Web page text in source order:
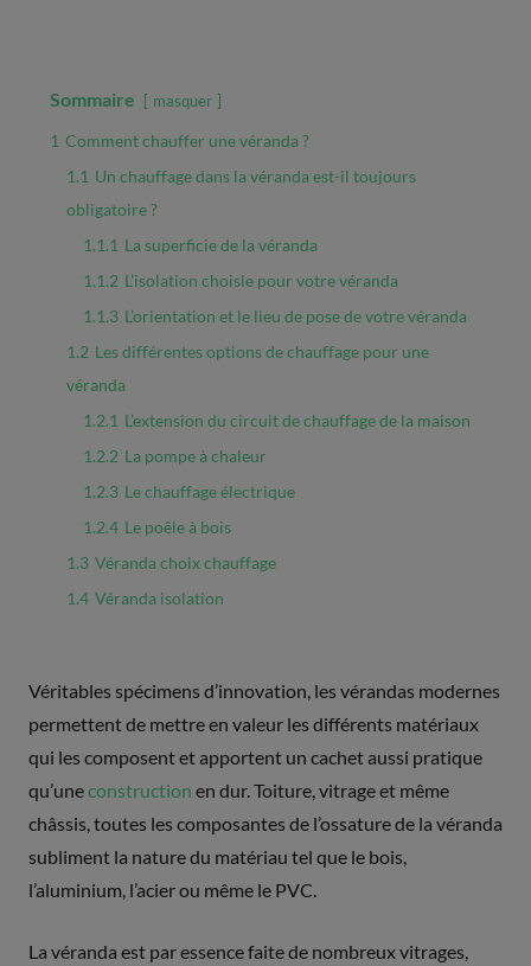
Sommaire masquer
1 Comment chauffer une véranda ?
1.1 Un chauffage dans la véranda est-il toujours
obligatoire ?
1.1.1 La superficie de la véranda
1.1.2 L’isolation choisie pour votre véranda
1.1.3 L’orientation et le lieu de pose de votre véranda
1.2 Les différentes options de chauffage pour une
véranda
1.2.1 L’extension du circuit de chauffage de la maison
1.2.2 La pompe à chaleur
1.2.3 Le chauffage électrique
1.2.4 Le poêle à bois
1.3 Véranda choix chauffage
1.4 Véranda isolation
Véritables spécimens d’innovation, les vérandas modernes
permettent de mettre en valeur les différents matériaux
qui les composent et apportent un cachet aussi pratique
qu’uneconstruction en dur. Toiture, vitrage et même
châssis, toutes les composantes de l’ossature de la véranda
subliment la nature du matériau tel que le bois,
l’aluminium, l’acier ou même le PVC.
La véranda est par essence faite de nombreux vitrages,